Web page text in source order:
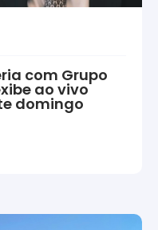
com Grupo
ao vivo
domingo